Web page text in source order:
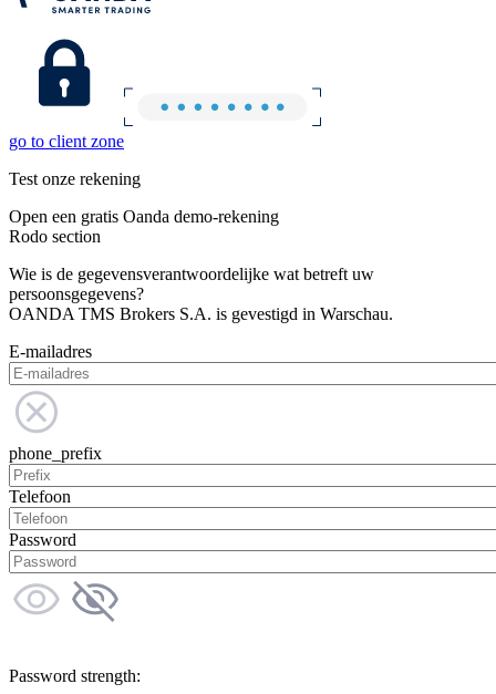
go to client zone
Test onze rekening
Open een gratis Oanda demo-rekening
Rodo section
Wie is de gegevensverantwoordelijke wat betreft uw
persoonsgegevens?
OANDA TMS Brokers S.A. is gevestigd in Warschau.
E-mailadres
phone_prefix
Telefoon
Password
Password strength: